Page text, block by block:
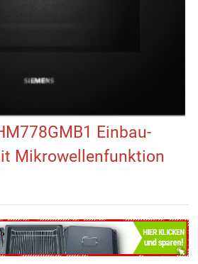
Einbau-
Mikrowellenfunktion